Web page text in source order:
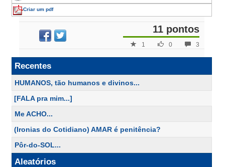
Criar um pdf
11 pontos
3
0
1
Recentes
HUMANOS, tão humanos e divinos...
[FALA pra mim...]
Me ACHO...
(Ironias do Cotidiano) AMAR é penitência?
Pôr-do-SOL...
Aleatórios